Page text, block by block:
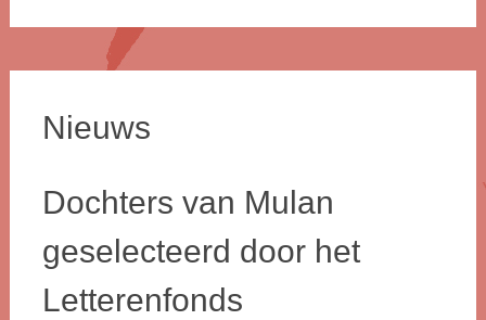
Nieuws
Dochters van Mulan
geselecteerd door het
Letterenfonds